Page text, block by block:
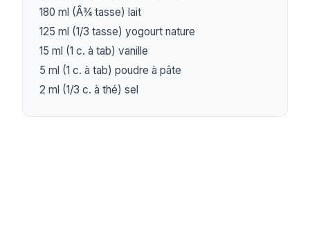
180 ml (Â¾ tasse) lait
125 ml (1/3 tasse) yogourt nature
15 ml (1 c. à tab) vanille
5 ml (1 c. à tab) poudre à pâte
2 ml (1/3 c. à thé) sel